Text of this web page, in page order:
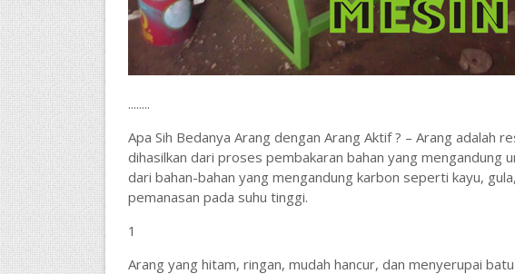
........
Apa Sih Bedanya Arang dengan Arang Aktif ? – Arang adalah
dihasilkan dari proses pembakaran bahan yang mengandung
dari bahan-bahan yang mengandung karbon seperti kayu,
pemanasan pada suhu tinggi.
1
Arang yang hitam, ringan, mudah hancur, dan menyerupai